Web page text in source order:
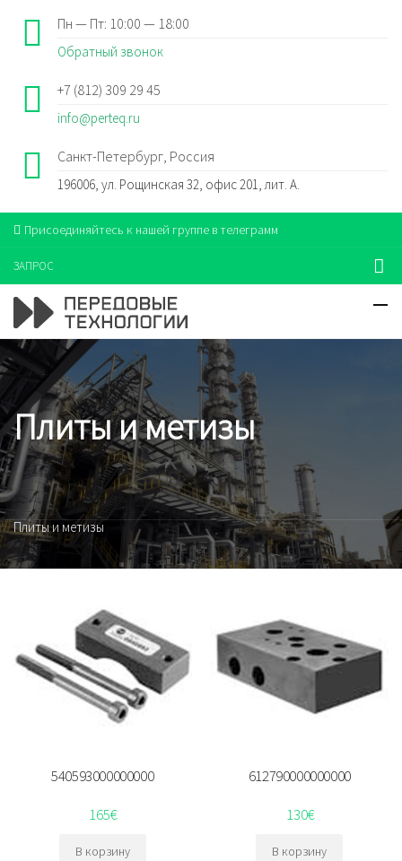
Пн — Пт: 10:00 — 18:00
Обратный звонок
+7 (812) 309 29 45
info@perteq.ru
Санкт-Петербург, Россия
196006, ул. Рощинская 32, офис 201, лит. А.
Присоединяйтесь к нашей группе в телеграмм
ЗАПРОС
Плиты и метизы
Плиты и метизы
540593000000000
165€
В корзину
612790000000000
130€
В корзину